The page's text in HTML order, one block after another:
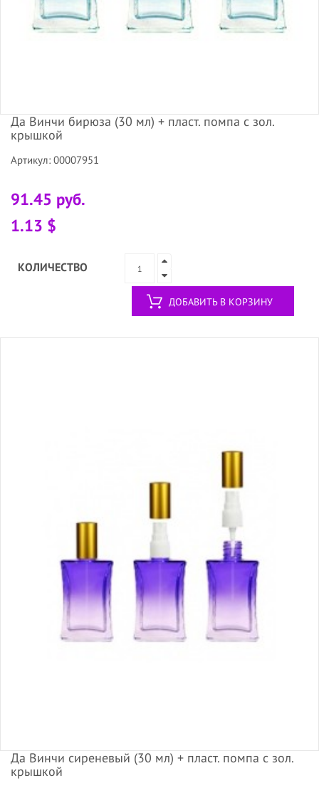
Да Винчи бирюза (30 мл) + пласт. помпа с зол.
крышкой
Артикул: 00007951
91.45 руб.
1.13 $
КОЛИЧЕСТВО
ДОБАВИТЬ В КОРЗИНУ
Да Винчи сиреневый (30 мл) + пласт. помпа с зол.
крышкой